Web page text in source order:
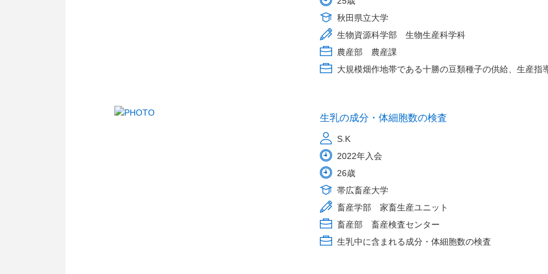
秋田県立大学
生物資源科学部 生物生産科学科
農産部 農産課
大規模畑作地帯である十勝の豆類種子の供給、生産指
生乳の成分・体細胞数の検査
S.K
2022年入会
26歳
帯広畜産大学
畜産学部 家畜生産ユニット
畜産部 畜産検査センター
生乳中に含まれる成分・体細胞数の検査